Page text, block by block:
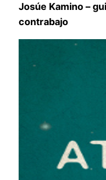
Josúe Kamino –
contrabajo